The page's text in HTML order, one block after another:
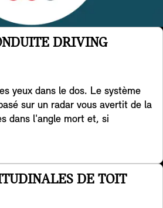
DRIVING
yeux dans le dos. Le système
sur un radar vous avertit de la
dans l'angle mort et, si
à détecter les véhicules qui
lorsque vous faites marche
Il aide également à prévenir les
DE TOIT